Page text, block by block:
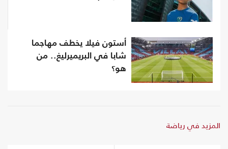
أستون فيلا يخطف مهاجما
شابا في البريميرليغ.. من
هو؟
المزيد في رياضة